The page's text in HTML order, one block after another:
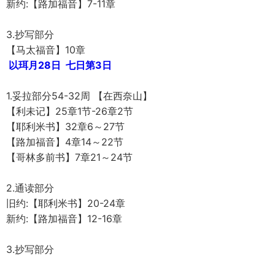
新约:【路加福音】7-11章
3.抄写部分
【马太福音】10章
以珥月28日 七日第3日
1.妥拉部分54-32周 【在西奈山】
【利未记】25章1节-26章2节
【耶利米书】32章6～27节
【路加福音】4章14～22节
【哥林多前书】7章21～24节
2.通读部分
旧约:【耶利米书】20-24章
新约:【路加福音】12-16章
3.抄写部分